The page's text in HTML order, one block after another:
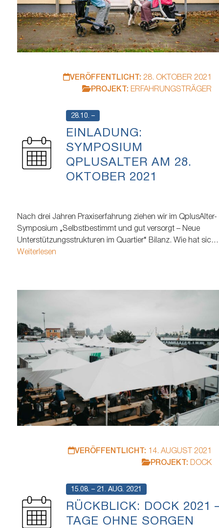
VERÖFFENTLICHT: 28. OKTOBER 2021
PROJEKT: ERFAHRUNGSTRÄGER
EINLADUNG:
SYMPOSIUM
QPLUSALTER AM 28.
OKTOBER 2021
28.10. –
Nach drei Jahren Praxiserfahrung ziehen wir im QplusAlter-
Symposium „Selbstbestimmt und gut versorgt – Neue
Unterstützungsstrukturen im Quartier“ Bilanz. Wie hat sich
die Lebens- und Teilhabesituation der älteren Menschen
Weiterlesen
VERÖFFENTLICHT:
14. AUGUST 2021
PROJEKT: DOCK
RÜCKBLICK: DOCK 2021
TAGE OHNE SORGEN
15.08. – 21. AUG. 2021